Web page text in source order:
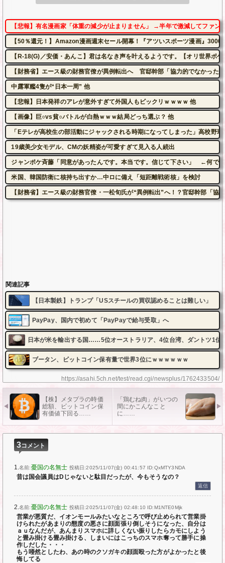
https://asahi.5ch.net/test/read.cgi/newsplus/1762433504/
【悲報】有名漫画家「体重の減少が止まりません」 →半年で激減してファン
【50％還元！】Amazon漫画週末セール開幕！『アツいスポーツ漫画』3000
【R-18(G)／安価・あんこ】君は名なき声を叶えるようです。【オリ世界ポ
【財務省】エース級の財務官僚が異例転出へ 官邸幹部「協力的でなかった
中露軍艦4隻が“日本一周” 他
【悲報】日本発祥のアレが意外すぎて外国人もビックリｗｗｗｗ 他
【画像】巨○vs貧○バトルが白熱ｗｗｗ結局どっち選ぶ？ 他
「Eテレが高校生の部活動にジャックされる時期になってしまった」高校野
19歳美少女モデル、CMの妖精姿が可愛すぎて見入る人続出
ジャンポケ斉藤「同意があったんです。本当です。信じて下さい」 ←何で
米国、韓国防衛に核持ち出すか…中ロに備え「短距離戦術核」を検討
【財務省】エース級の財務官僚・一松旬氏が“異例転出”へ！？官邸幹部「協
関連記事
【日本製鉄】トランプ「USスチールの買収認めることは難しい」
PayPay、国内で初めて「PayPayで給与受取」へ
日本が米を輸出する国……5位オーストラリア、4位台湾、ダントツ1位
ブータン、ビットコイン保有量で世界3位にｗｗｗｗｗｗ
【株】メタプラの時価
総額、ビットコイン保
有価値下回る……
「鶏むね肉」がいつの
間にかこんなこと
に……
3コメント
1.名前:憂国の名無士 投稿日:2025/11/07(金) 00:41:57 ID:QxMTY3NDA
昔は国会議員はDじゃないと駄目だったが、今もそうなの？
返信
2.名前:憂国の名無士 投稿日:2025/11/07(金) 02:48:10 ID:M1NTE0Mjk
営業が悪質だ、イオンモールみたいなところで呼び止められて営業掛
けられたがあまりの態度の悪さに顔面張り倒しそうになった、自分は
ａｕなんだが、あんまりスマホに詳しくない振りしたらカモにしよう
と畳み掛ける畳み掛ける、しまいにはこっちのスマホ奪って勝手に操
作しだした・・・
もう唖然としたわ、あの時のクソガキの顔面殴った方がよかったと後
悔してる